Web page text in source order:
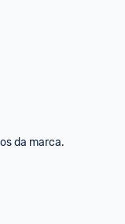
da marca.